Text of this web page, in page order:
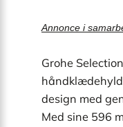
Annonce i
Grohe
design med
Med sine 596